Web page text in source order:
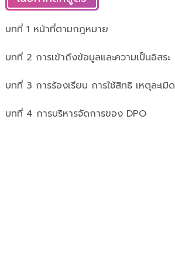
บทที่ 1 หน้าที่ตามกฎหมาย
บทที่ 2 การเข้าถึงข้อมูลและความเป็นอิสระ
บทที่ 3 การร้องเรียน การใช้สิทธิ เหตุละเมิด
บทที่ 4 การบริหารจัดการของ DPO